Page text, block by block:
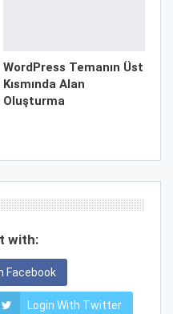
WordPress Temanın Üst
Kısmında Alan
Oluşturma
with:
Facebook
Login With Twitter